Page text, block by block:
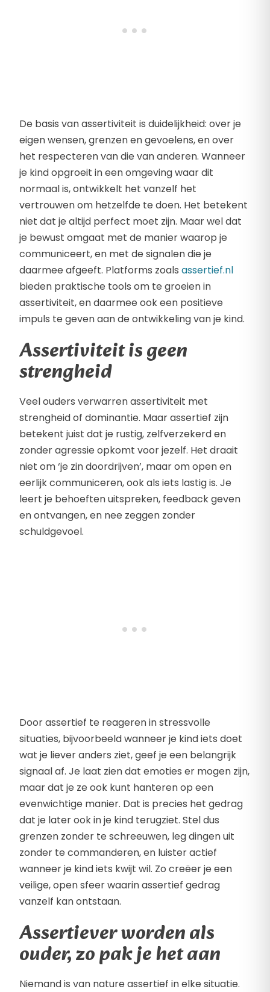
De basis van assertiviteit is duidelijkheid: over je
eigen wensen, grenzen en gevoelens, en over
het respecteren van die van anderen. Wanneer
je kind opgroeit in een omgeving waar dit
normaal is, ontwikkelt het vanzelf het
vertrouwen om hetzelfde te doen. Het betekent
niet dat je altijd perfect moet zijn. Maar wel dat
je bewust omgaat met de manier waarop je
communiceert, en met de signalen die je
daarmee afgeeft. Platforms zoals assertief.nl
bieden praktische tools om te groeien in
assertiviteit, en daarmee ook een positieve
impuls te geven aan de ontwikkeling van je kind.
Assertiviteit is geen
strengheid
Veel ouders verwarren assertiviteit met
strengheid of dominantie. Maar assertief zijn
betekent juist dat je rustig, zelfverzekerd en
zonder agressie opkomt voor jezelf. Het draait
niet om ‘je zin doordrijven’, maar om open en
eerlijk communiceren, ook als iets lastig is. Je
leert je behoeften uitspreken, feedback geven
en ontvangen, en nee zeggen zonder
schuldgevoel.
Door assertief te reageren in stressvolle
situaties, bijvoorbeeld wanneer je kind iets doet
wat je liever anders ziet, geef je een belangrijk
signaal af. Je laat zien dat emoties er mogen zijn,
maar dat je ze ook kunt hanteren op een
evenwichtige manier. Dat is precies het gedrag
dat je later ook in je kind terugziet. Stel dus
grenzen zonder te schreeuwen, leg dingen uit
zonder te commanderen, en luister actief
wanneer je kind iets kwijt wil. Zo creëer je een
veilige, open sfeer waarin assertief gedrag
vanzelf kan ontstaan.
Assertiever worden als
ouder, zo pak je het aan
Niemand is van nature assertief in elke situatie.